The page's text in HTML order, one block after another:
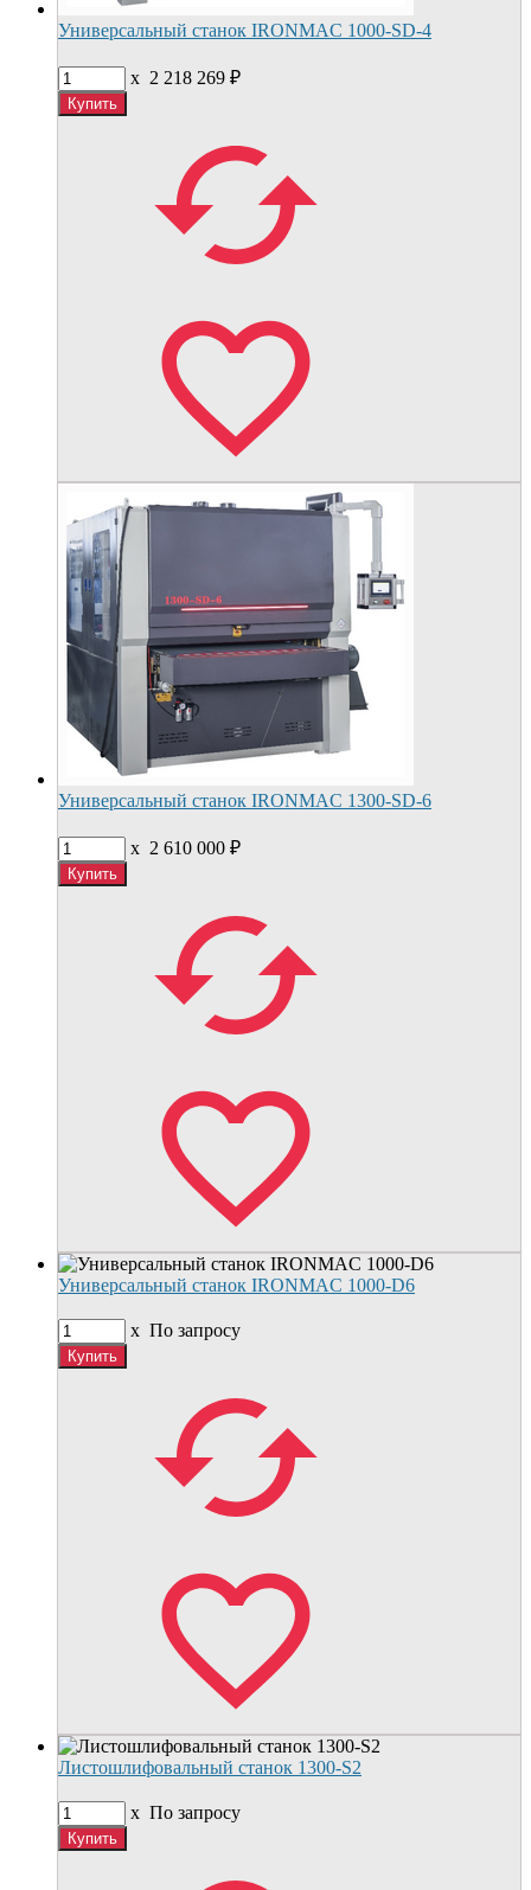
Универсальный станок IRONMAC 1000-SD-4
x 2 218 269 ₽
Универсальный станок IRONMAC 1300-SD-6
x 2 610 000 ₽
Универсальный станок IRONMAC 1000-D6
x По запросу
Листошлифовальный станок 1300-S2
x По запросу